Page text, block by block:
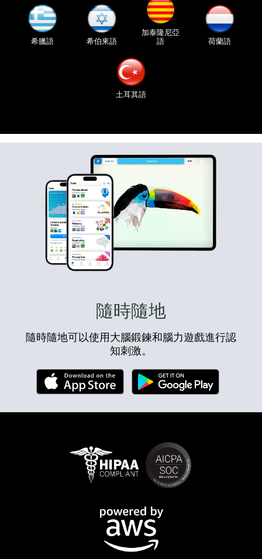
希臘語 希伯來語
加泰隆尼亞
語
荷蘭語
土耳其語
隨時隨地
隨時隨地可以使用大腦鍛鍊和腦力遊戲進行認
知刺激。